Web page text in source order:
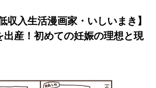
収入生活漫画家・いしいまき】
出産！初めての妊娠の理想と現